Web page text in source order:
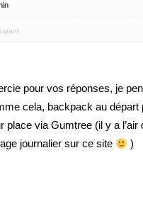
pour vos réponses, je
cela, backpack au départ
place via Gumtree (il y a l’air
journalier sur ce site
)